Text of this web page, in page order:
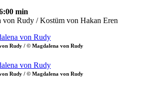
min
von Rudy / Kostüm von Hakan Eren
Rudy / © Magdalena von Rudy
Rudy / © Magdalena von Rudy